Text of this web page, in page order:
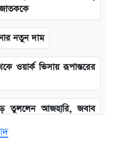
নতুন দাম
ওয়ার্ক ভিসায় রূপান্তরের
তুললেন আজহারি, জবাব